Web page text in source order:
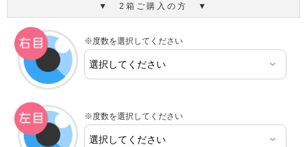
▼ 2箱ご購入の方 ▼
※度数を選択してください
※度数を選択してください